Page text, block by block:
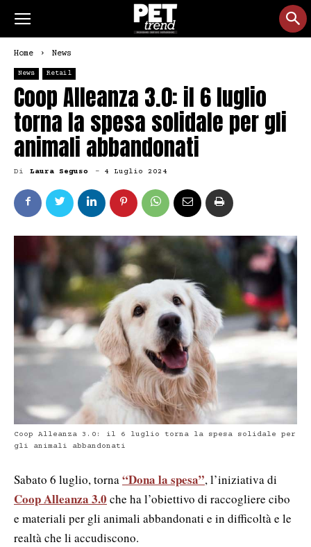
Home News
News Retail
Coop Alleanza 3.0: il 6 luglio
torna la spesa solidale per gli
animali abbandonati
Di Laura Seguso - 4 Luglio 2024
Coop Alleanza 3.0: il 6 luglio torna la spesa solidale per
gli animali abbandonati
Sabato 6 luglio, torna“Dona la spesa”, l’iniziativa di
Coop Alleanza 3.0 che ha l’obiettivo di raccogliere cibo
e materiali per gli animali abbandonati e in difficoltà e le
realtà che li accudiscono.